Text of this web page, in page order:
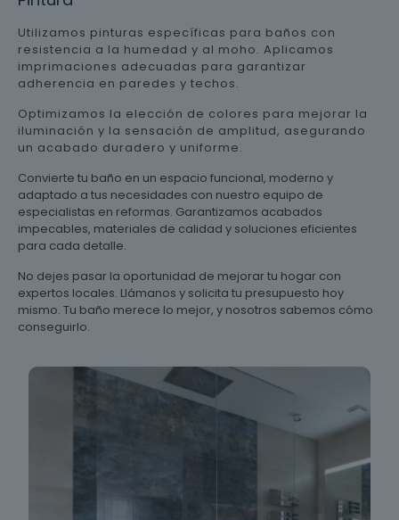
Utilizamos pinturas específicas para baños con
resistencia a la humedad y al moho. Aplicamos
imprimaciones adecuadas para garantizar
adherencia en paredes y techos.
Optimizamos la elección de colores para mejorar la
iluminación y la sensación de amplitud, asegurando
un acabado duradero y uniforme.
Convierte tu baño en un espacio funcional, moderno y
adaptado a tus necesidades con nuestro equipo de
especialistas en reformas. Garantizamos acabados
impecables, materiales de calidad y soluciones eficientes
para cada detalle.
No dejes pasar la oportunidad de mejorar tu hogar con
expertos locales. Llámanos y solicita tu presupuesto hoy
mismo. Tu baño merece lo mejor, y nosotros sabemos cómo
conseguirlo.